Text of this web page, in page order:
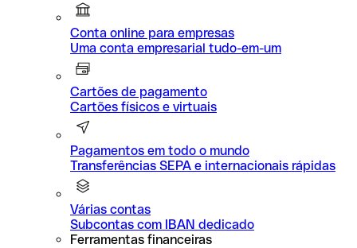
Conta online para empresas
Uma conta empresarial tudo-em-um
Cartões de pagamento
Cartões físicos e virtuais
Pagamentos em todo o mundo
Transferências SEPA e internacionais rápidas
Várias contas
Subcontas com IBAN dedicado
Ferramentas financeiras